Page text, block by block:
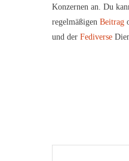
Konzernen an. Du
regelmäßigen Beitrag
und der Fediverse